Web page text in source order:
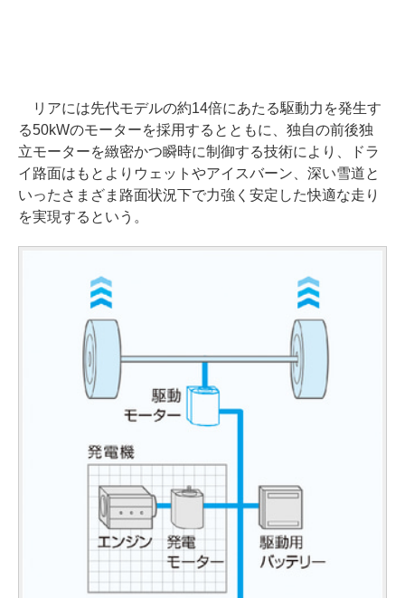
リアには先代モデルの約14倍にあたる駆動力を発生す
る50kWのモーターを採用するとともに、独自の前後独
立モーターを緻密かつ瞬時に制御する技術により、ドラ
イ路面はもとよりウェットやアイスバーン、深い雪道と
いったさまざま路面状況下で力強く安定した快適な走り
を実現するという。